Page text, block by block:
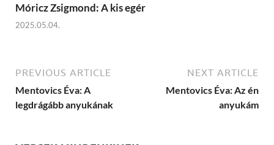
Móricz Zsigmond: A kis egér
2025.05.04.
PREVIOUS ARTICLE
Mentovics Éva: A
legdrágább anyukának
NEXT ARTICLE
Mentovics Éva: Az én
anyukám